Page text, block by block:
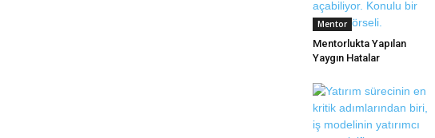
Mentor
Mentorlukta Yapılan
Yaygın Hatalar